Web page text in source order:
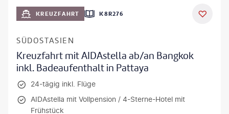
KREUZFAHRT K8R276
SÜDOSTASIEN
Kreuzfahrt mit AIDAstella ab/an Bangkok
inkl. Badeaufenthalt in Pattaya
24-tägig inkl. Flüge
AIDAstella mit Vollpension / 4-Sterne-Hotel mit
Frühstück